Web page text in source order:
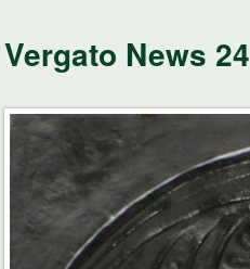
Vergato News 24